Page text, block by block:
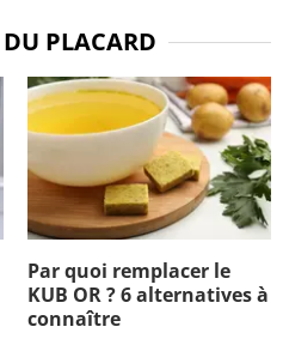
PLACARD
Par quoi remplacer le
KUB OR ? 6 alternatives à
connaître